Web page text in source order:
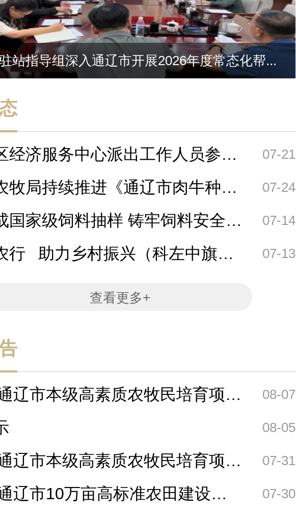
站指导组深入通辽市开展2026年度常态化帮...
经济服务中心派出工作人员参加
全...
07-21
牧局持续推进《通辽市肉牛种源
》...
07-24
国家级饲料抽样 铸牢饲料安全底
07-14
行 助力乡村振兴（科左中旗
07-13
查看更多+
辽市本级高素质农牧民培育项目
...
08-07
08-05
辽市本级高素质农牧民培育项目
遴...
07-31
辽市10万亩高标准农田建设项
07-30